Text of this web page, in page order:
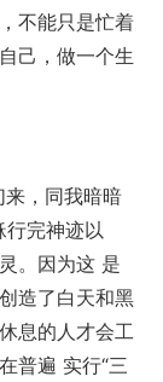
不能只是忙着
己，做一个生
来，同我暗暗
行完神迹以
。因为这 是
造了白天和黑
息的人才会工
普遍 实行“三